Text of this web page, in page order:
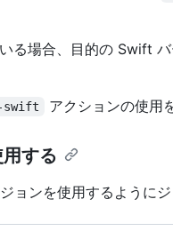
る場合、目的の Swift
swift アクションの使用
する
ンを使用するようにジ